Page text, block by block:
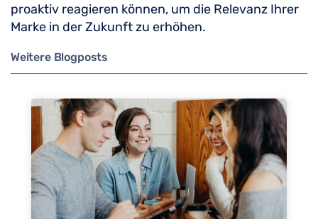
proaktiv reagieren können, um die Relevanz Ihrer
Marke in der Zukunft zu erhöhen.
Weitere Blogposts